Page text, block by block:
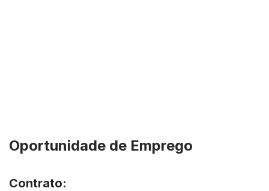
Oportunidade de Emprego
Contrato: